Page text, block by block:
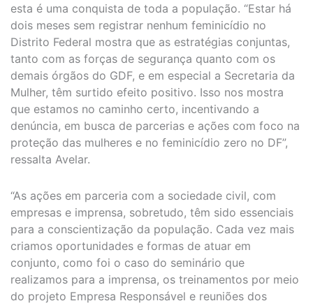
esta é uma conquista de toda a população. “Estar há
dois meses sem registrar nenhum feminicídio no
Distrito Federal mostra que as estratégias conjuntas,
tanto com as forças de segurança quanto com os
demais órgãos do GDF, e em especial a Secretaria da
Mulher, têm surtido efeito positivo. Isso nos mostra
que estamos no caminho certo, incentivando a
denúncia, em busca de parcerias e ações com foco na
proteção das mulheres e no feminicídio zero no DF”,
ressalta Avelar.
“As ações em parceria com a sociedade civil, com
empresas e imprensa, sobretudo, têm sido essenciais
para a conscientização da população. Cada vez mais
criamos oportunidades e formas de atuar em
conjunto, como foi o caso do seminário que
realizamos para a imprensa, os treinamentos por meio
do projeto Empresa Responsável e reuniões dos